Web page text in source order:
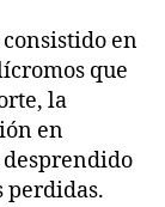
en
que
la
en
desprendido
perdidas.